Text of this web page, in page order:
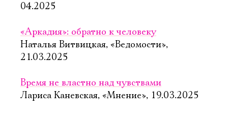
04.2025
«Аркадия»: обратно к человеку
Наталья Витвицкая, «Ведомости»,
21.03.2025
Время не властно над чувствами
Лариса Каневская, «Мнение», 19.03.2025